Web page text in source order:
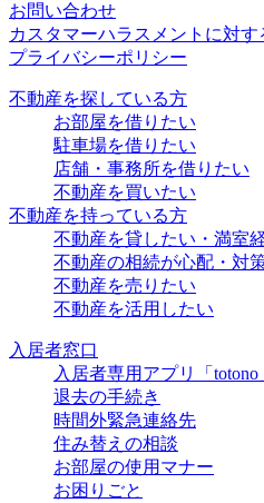
お問い合わせ
カスタマーハラスメントに対す
プライバシーポリシー
不動産を探している方
お部屋を借りたい
駐車場を借りたい
店舗・事務所を借りたい
不動産を買いたい
不動産を持っている方
不動産を貸したい・満室
不動産の相続が心配・対
不動産を売りたい
不動産を活用したい
入居者窓口
入居者専用アプリ「totono
退去の手続き
時間外緊急連絡先
住み替えの相談
お部屋の使用マナー
お困りごと